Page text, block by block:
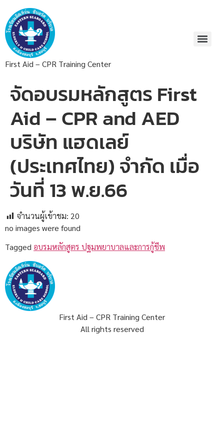
First Aid – CPR Training Center
จัดอบรมหลักสูตร First
Aid – CPR and AED
บริษัท แฮดเลย์
(ประเทศไทย) จำกัด เมื่อ
วันที่ 13 พ.ย.66
จำนวนผู้เข้าชม: 20
no images were found
Tagged อบรมหลักสูตร ปฐมพยาบาลและการกู้ชีพ
First Aid – CPR Training Center
All rights reserved